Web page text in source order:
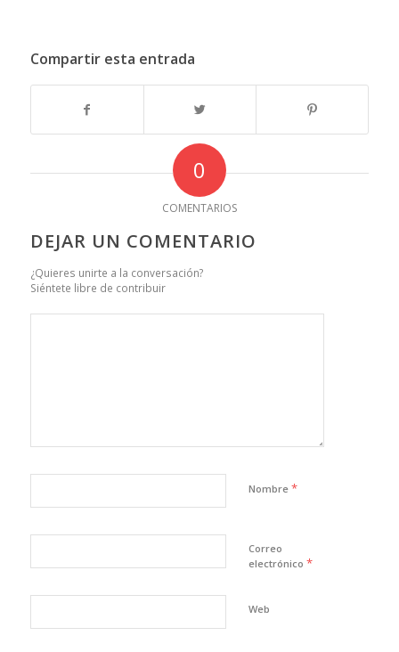
Compartir esta entrada
0
COMENTARIOS
DEJAR UN COMENTARIO
¿Quieres unirte a la conversación?
Siéntete libre de contribuir
Nombre *
Correo
electrónico *
Web